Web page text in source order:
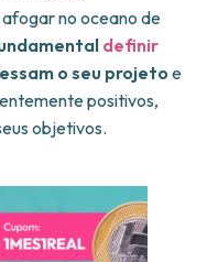
no oceano de
definir
o seu projeto e
positivos,
objetivos.